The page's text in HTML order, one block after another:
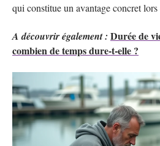
qui constitue un avantage concret
A découvrir également : Durée de
combien de temps dure-t-elle ?